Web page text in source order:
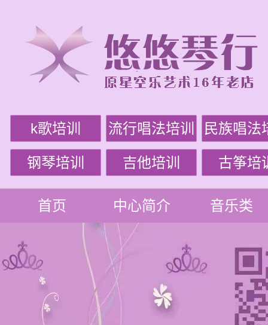
k歌培训 流行唱法培训 民族唱法
钢琴培训 吉他培训 古筝培
首页 中心简介 音乐类